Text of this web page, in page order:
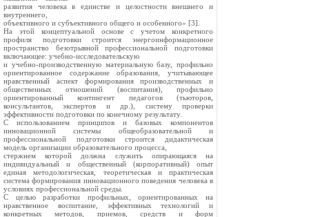
развития человека в единстве и целостности внешнего и
внутреннего,
объективного и субъективного общего и особенного» [3].
На этой концептуальной основе с учетом конкретного
профиля подготовки строится энергоинформационное
пространство безотрывной профессиональной подготовки
включающее: учебно-исследовательскую
и учебно-производственную материальную базу, профильно
ориентированное содержание образования, учитывающее
нравственный аспект формирования производственных и
общественных отношений (воспитания), профильно
ориентированный контингент педагогов (тьюторов,
консультантов, экспертов и др.), систему проверки
эффективности подготовки по конечному результату.
С использованием принципов и базовых компонентов
инновационной системы общеобразовательной и
профессиональной подготовки строится дидактическая
модель организации образовательного процесса,
стержнем которой должна служить опирающаяся на
индивидуальный и общественный (корпоративный) опыт
единая методологическая, теоретическая и практическая
система формирования инновационного поведения человека в
условиях профессиональной среды.
С целью разработки профильных, ориентированных на
нравственное воспитание, эффективных технологий и
конкретных методов, приемов, средств и форм